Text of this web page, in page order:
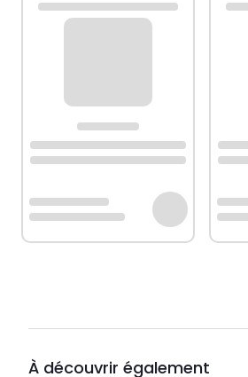
À découvrir également